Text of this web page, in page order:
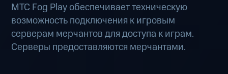
МТС Fog Play обеспечивает техническую
возможность подключения к игровым
серверам мерчантов для доступа к играм.
Серверы предоставляются мерчантами.